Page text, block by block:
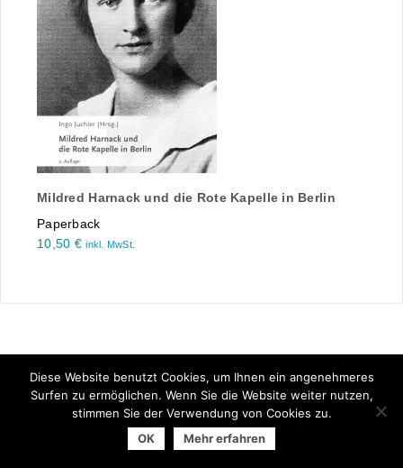
Mildred Harnack und die Rote Kapelle in Berlin
Paperback
10,50 € inkl. MwSt.
© 2026 Arbeitsgemeinschaft der Universitätsverlage | powered
|Impressum|Datenschutzhinweise
Diese Website benutzt Cookies, um Ihnen ein angenehmeres
Surfen zu ermöglichen. Wenn Sie die Website weiter nutzen,
stimmen Sie der Verwendung von Cookies zu.
OK
Mehr erfahren